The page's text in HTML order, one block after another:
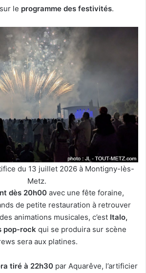
le programme des festivités.
du 13 juillet 2026 à Montigny-lès-
Metz.
dès 20h00 avec une fête foraine,
de petite restauration à retrouver
animations musicales, c’est Italo,
pop-rock qui se produira sur scène
sera aux platines.
tiré à 22h30 par Aquarêve, l’artificier